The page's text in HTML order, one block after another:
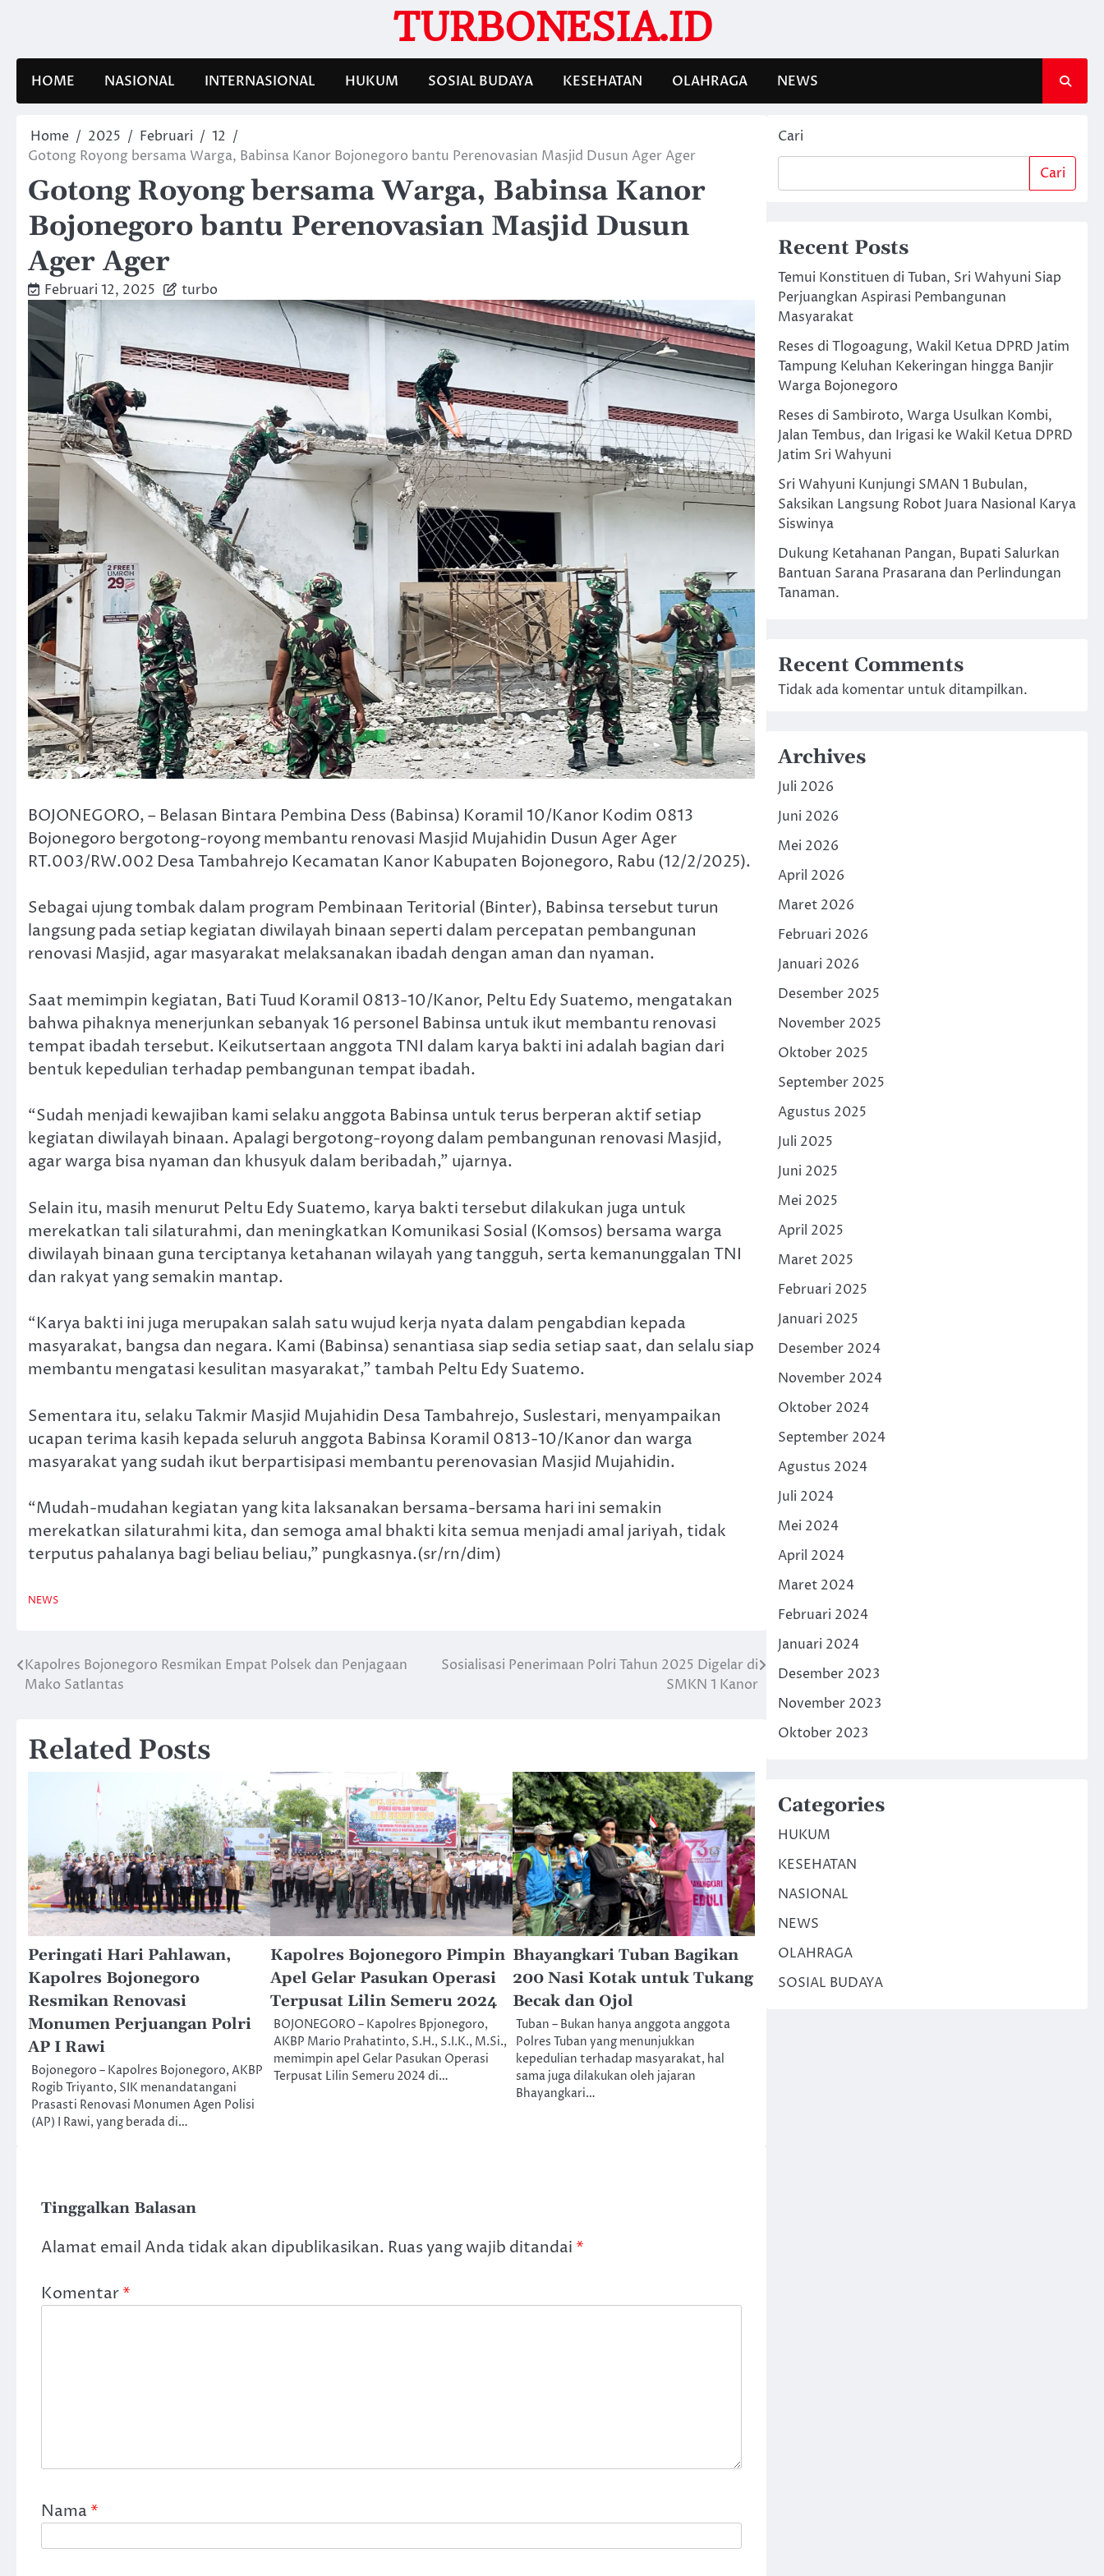
TURBONESIA.ID
HOME NASIONAL INTERNASIONAL HUKUM SOSIAL BUDAYA KESEHATAN OLAHRAGA NEWS
Home 2025 Februari
12
Gotong Royong bersama Warga, Babinsa Kanor Bojonegoro bantu Perenovasian Masjid Dusun Ager Ager
Gotong Royong bersama Warga, Babinsa Kanor
Bojonegoro bantu Perenovasian Masjid Dusun
Ager Ager
Februari 12, 2025 turbo
BOJONEGORO, – Belasan Bintara Pembina Dess (Babinsa) Koramil 10/Kanor Kodim 0813
Bojonegoro bergotong-royong membantu renovasi Masjid Mujahidin Dusun Ager Ager
RT.003/RW.002 Desa Tambahrejo Kecamatan Kanor Kabupaten Bojonegoro, Rabu (12/2/2025).
Sebagai ujung tombak dalam program Pembinaan Teritorial (Binter), Babinsa tersebut turun
langsung pada setiap kegiatan diwilayah binaan seperti dalam percepatan pembangunan
renovasi Masjid, agar masyarakat melaksanakan ibadah dengan aman dan nyaman.
Saat memimpin kegiatan, Bati Tuud Koramil 0813-10/Kanor, Peltu Edy Suatemo, mengatakan
bahwa pihaknya menerjunkan sebanyak 16 personel Babinsa untuk ikut membantu renovasi
tempat ibadah tersebut. Keikutsertaan anggota TNI dalam karya bakti ini adalah bagian dari
bentuk kepedulian terhadap pembangunan tempat ibadah.
“Sudah menjadi kewajiban kami selaku anggota Babinsa untuk terus berperan aktif setiap
kegiatan diwilayah binaan. Apalagi bergotong-royong dalam pembangunan renovasi Masjid,
agar warga bisa nyaman dan khusyuk dalam beribadah,” ujarnya.
Selain itu, masih menurut Peltu Edy Suatemo, karya bakti tersebut dilakukan juga untuk
merekatkan tali silaturahmi, dan meningkatkan Komunikasi Sosial (Komsos) bersama warga
diwilayah binaan guna terciptanya ketahanan wilayah yang tangguh, serta kemanunggalan TNI
dan rakyat yang semakin mantap.
“Karya bakti ini juga merupakan salah satu wujud kerja nyata dalam pengabdian kepada
masyarakat, bangsa dan negara. Kami (Babinsa) senantiasa siap sedia setiap saat, dan selalu siap
membantu mengatasi kesulitan masyarakat,” tambah Peltu Edy Suatemo.
Sementara itu, selaku Takmir Masjid Mujahidin Desa Tambahrejo, Suslestari, menyampaikan
ucapan terima kasih kepada seluruh anggota Babinsa Koramil 0813-10/Kanor dan warga
masyarakat yang sudah ikut berpartisipasi membantu perenovasian Masjid Mujahidin.
“Mudah-mudahan kegiatan yang kita laksanakan bersama-bersama hari ini semakin
merekatkan silaturahmi kita, dan semoga amal bhakti kita semua menjadi amal jariyah, tidak
terputus pahalanya bagi beliau beliau,” pungkasnya.(sr/rn/dim)
NEWS
Navigasi
Kapolres Bojonegoro Resmikan Empat Polsek dan Penjagaan
Mako Satlantas
Sosialisasi Penerimaan Polri Tahun 2025 Digelar di
SMKN 1 Kanor
Related Posts
Peringati Hari Pahlawan,
Kapolres Bojonegoro
Resmikan Renovasi
Monumen Perjuangan Polri
AP I Rawi
Bojonegoro – Kapolres Bojonegoro, AKBP
Rogib Triyanto, SIK menandatangani
Prasasti Renovasi Monumen Agen Polisi
(AP) I Rawi, yang berada di…
Kapolres Bojonegoro Pimpin
Apel Gelar Pasukan Operasi
Terpusat Lilin Semeru 2024
BOJONEGORO – Kapolres Bpjonegoro,
AKBP Mario Prahatinto, S.H., S.I.K., M.Si.,
memimpin apel Gelar Pasukan Operasi
Terpusat Lilin Semeru 2024 di…
Bhayangkari Tuban Bagikan
200 Nasi Kotak untuk Tukang
Becak dan Ojol
Tuban – Bukan hanya anggota anggota
Polres Tuban yang menunjukkan
kepedulian terhadap masyarakat, hal
sama juga dilakukan oleh jajaran
Bhayangkari…
Tinggalkan Balasan
Alamat email Anda tidak akan dipublikasikan. Ruas yang wajib ditandai *
Komentar*
Nama *
Cari
Cari
Recent Posts
Temui Konstituen di Tuban, Sri Wahyuni Siap
Perjuangkan Aspirasi Pembangunan
Masyarakat
Reses di Tlogoagung, Wakil Ketua DPRD Jatim
Tampung Keluhan Kekeringan hingga Banjir
Warga Bojonegoro
Reses di Sambiroto, Warga Usulkan Kombi,
Jalan Tembus, dan Irigasi ke Wakil Ketua DPRD
Jatim Sri Wahyuni
Sri Wahyuni Kunjungi SMAN 1 Bubulan,
Saksikan Langsung Robot Juara Nasional Karya
Siswinya
Dukung Ketahanan Pangan, Bupati Salurkan
Bantuan Sarana Prasarana dan Perlindungan
Tanaman.
Recent Comments
Tidak ada komentar untuk ditampilkan.
Archives
Juli 2026
Juni 2026
Mei 2026
April 2026
Maret 2026
Februari 2026
Januari 2026
Desember 2025
November 2025
Oktober 2025
September 2025
Agustus 2025
Juli 2025
Juni 2025
Mei 2025
April 2025
Maret 2025
Februari 2025
Januari 2025
Desember 2024
November 2024
Oktober 2024
September 2024
Agustus 2024
Juli 2024
Mei 2024
April 2024
Maret 2024
Februari 2024
Januari 2024
Desember 2023
November 2023
Oktober 2023
Categories
HUKUM
KESEHATAN
NASIONAL
NEWS
OLAHRAGA
SOSIAL BUDAYA